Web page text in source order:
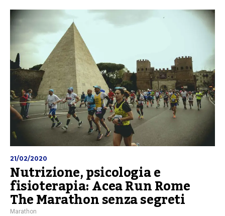
21/02/2020
Nutrizione, psicologia e
fisioterapia: Acea Run Rome
The Marathon senza segreti
Marathon